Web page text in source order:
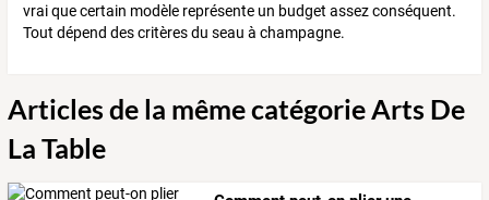
vrai que certain modèle représente un budget assez conséquent.
Tout dépend des critères du seau à champagne.
Articles de la même catégorie Arts De
La Table